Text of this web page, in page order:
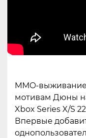
MMO-
мотивам Дюны
Xbox Series X/S
Впервые